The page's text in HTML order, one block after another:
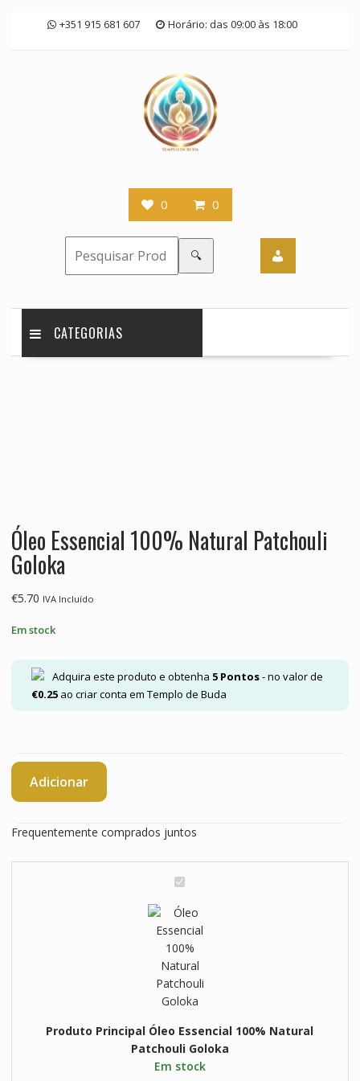
+351 915 681 607 Horário: das 09:00 às 18:00
0 0
🔍
CATEGORIAS
Óleo Essencial 100% Natural Patchouli
Goloka
€5.70 IVA Incluído
Em stock
Adquira este produto e obtenha 5Pontos- no valor de
€0.25 ao criar conta em Templo de Buda
Quantidade
Óleo
Essencial
100%
Adicionar
Frequentemente comprados juntos
Ó
e
o
E
s
s
e
n
c
Produto Principal Óleo Essencial 100% Natural
Patchouli Goloka
Em stock